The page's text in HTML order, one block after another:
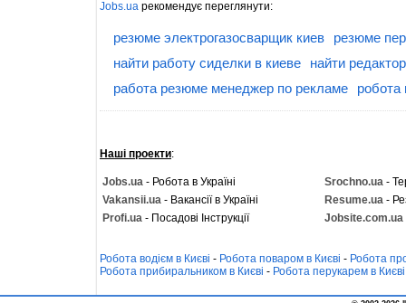
Jobs.ua рекомендує переглянути:
резюме электрогазосварщик киев
резюме
найти работу сиделки в киеве
найти
работа резюме менеджер по рекламе
робота
Наші проекти:
Jobs.ua - Робота в Україні Srochno.ua -
Vakansii.ua - Вакансії в Україні Resume.ua -
Profi.ua - Посадові Інструкції Jobsite.com.ua
Робота водієм в Києві - Робота поваром в Києві - Робота
Робота прибиральником в Києві - Робота перукарем в Києві